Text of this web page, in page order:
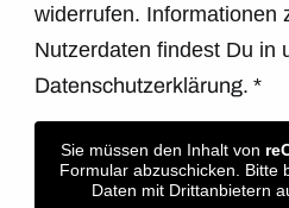
widerrufen. Informationen
Nutzerdaten findest Du in
Datenschutzerklärung.*
Sie müssen den Inhalt von
Formular abzuschicken. Bitte
Daten mit Drittanbietern